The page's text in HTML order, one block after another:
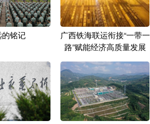
的铭记
广西铁海联运衔接“一带一
路”赋能经济高质量发展